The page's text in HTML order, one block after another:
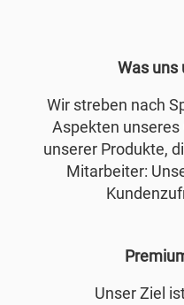
Was uns
Wir streben nach
Aspekten
unserer Produkte,
Mitarbeiter:
Unser Ziel